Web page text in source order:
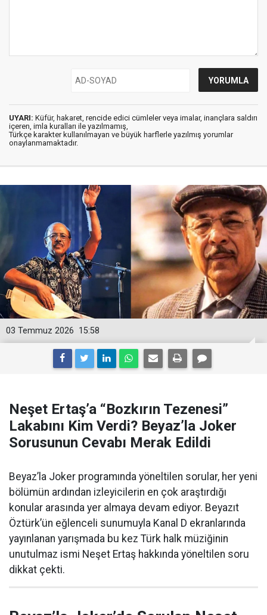
UYARI: Küfür, hakaret, rencide edici cümleler veya imalar, inançlara saldırı
içeren, imla kuralları ile yazılmamış,
Türkçe karakter kullanılmayan ve büyük harflerle yazılmış yorumlar
onaylanmamaktadır.
15:58
03 Temmuz 2026
Neşet Ertaş’a “Bozkırın Tezenesi”
Lakabını Kim Verdi? Beyaz’la Joker
Sorusunun Cevabı Merak Edildi
Beyaz’la Joker programında yöneltilen sorular, her yeni
bölümün ardından izleyicilerin en çok araştırdığı
konular arasında yer almaya devam ediyor. Beyazıt
Öztürk’ün eğlenceli sunumuyla Kanal D ekranlarında
yayınlanan yarışmada bu kez Türk halk müziğinin
unutulmaz ismi Neşet Ertaş hakkında yöneltilen soru
dikkat çekti.